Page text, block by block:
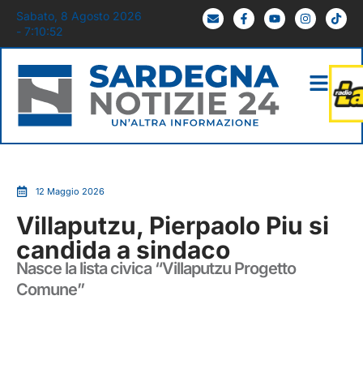
Sabato, 8 Agosto 2026
- 7:10:53
12 Maggio 2026
Villaputzu, Pierpaolo Piu si
candida a sindaco
Nasce la lista civica “Villaputzu Progetto
Comune”